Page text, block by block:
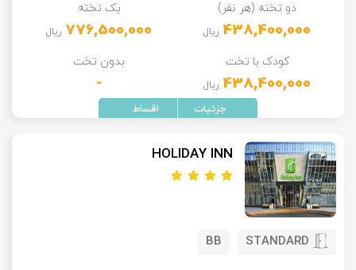
دو تخته (هر نفر)
438,400,000 ریال
یک تخته
776,500,000 ریال
کودک با تخت
438,400,000 ریال
بدون تخت
-
HOLIDAY INN
STANDARD
BB